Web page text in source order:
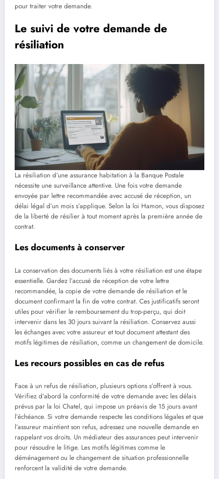
pour traiter votre demande.
Le suivi de votre demande de
résiliation
La résiliation d’une assurance habitation à la Banque Postale
nécessite une surveillance attentive. Une fois votre demande
envoyée par lettre recommandée avec accusé de réception, un
délai légal d’un mois s’applique. Selon la loi Hamon, vous disposez
de la liberté de résilier à tout moment après la première année de
contrat.
Les documents à conserver
La conservation des documents liés à votre résiliation est une étape
essentielle. Gardez l’accusé de réception de votre lettre
recommandée, la copie de votre demande de résiliation et le
document confirmant la fin de votre contrat. Ces justificatifs seront
utiles pour vérifier le remboursement du trop-perçu, qui doit
intervenir dans les 30 jours suivant la résiliation. Conservez aussi
les échanges avec votre assureur et tout document attestant des
motifs légitimes de résiliation, comme un changement de domicile.
Les recours possibles en cas de refus
Face à un refus de résiliation, plusieurs options s’offrent à vous.
Vérifiez d’abord la conformité de votre demande avec les délais
prévus par la loi Chatel, qui impose un préavis de 15 jours avant
l’échéance. Si votre demande respecte les conditions légales et que
l’assureur maintient son refus, adressez une nouvelle demande en
rappelant vos droits. Un médiateur des assurances peut intervenir
pour résoudre le litige. Les motifs légitimes comme le
déménagement ou le changement de situation professionnelle
renforcent la validité de votre demande.